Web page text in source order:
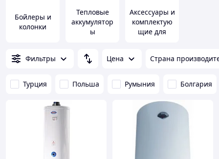
Бойлеры и
колонки
Тепловые
аккумулятор
ы
Аксессуары и
комплектую
щие для
Фильтры Цена Страна
Турция Польша Румыния Болгария